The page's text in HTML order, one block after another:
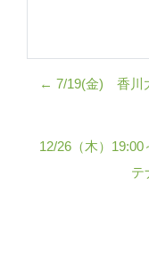
← 7/19(金) 香川
12/26（木）
テ